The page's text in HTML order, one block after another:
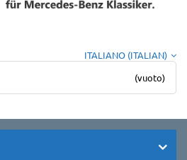
ITALIANO (ITALIAN)
(vuoto)